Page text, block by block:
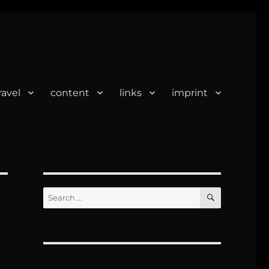
content links imprint
Search
for:
SEARCH